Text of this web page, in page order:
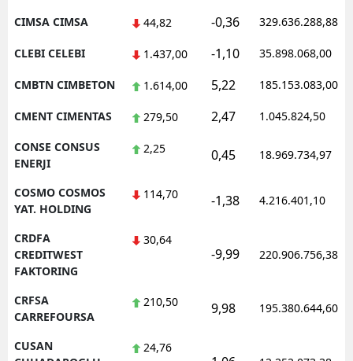
CIMSA CIMSA 44,82 -0,36 329.636.288,88
CLEBI CELEBI 1.437,00 -1,10 35.898.068,00
CMBTN CIMBETON 1.614,00 5,22 185.153.083,00
CMENT CIMENTAS 279,50 2,47 1.045.824,50
CONSE CONSUS
ENERJI
2,25 0,45 18.969.734,97
COSMO COSMOS
YAT. HOLDING
114,70 -1,38 4.216.401,10
CRDFA
CREDITWEST
FAKTORING
30,64
-9,99 220.906.756,38
CRFSA
CARREFOURSA
210,50 9,98 195.380.644,60
CUSAN
24,76